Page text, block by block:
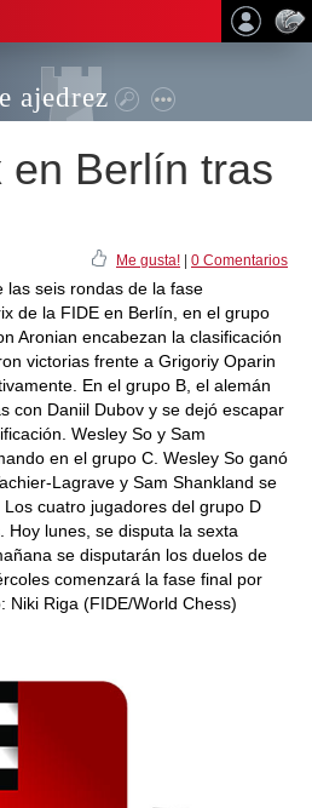
ajedrez
en Berlín tras
Me gusta! 0 Comentarios
las seis rondas de la fase
de la FIDE en Berlín, en el grupo
Aronian encabezan la clasificación
victorias frente a Grigoriy Oparin
En el grupo B, el alemán
con Daniil Dubov y se dejó escapar
Wesley So y Sam
en el grupo C. Wesley So ganó
Lagrave y Sam Shankland se
cuatro jugadores del grupo D
Hoy lunes, se disputa la sexta
se disputarán los duelos de
comenzará la fase final por
Niki Riga (FIDE/World Chess)